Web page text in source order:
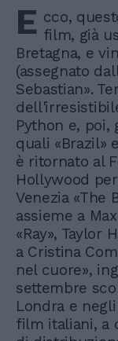
E cco,
film, già
Bretagna, e
(assegnato
Sebastian».
Python e,
quali «Brazil»
è ritornato al
Hollywood
Venezia «The
assieme a
«Ray», Taylor
a Cristina
nel cuore»,
settembre
Londra e
film italiani, a